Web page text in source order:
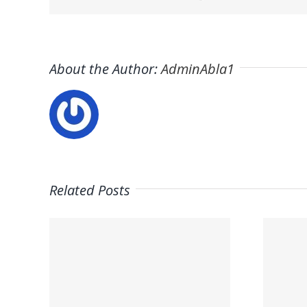
About the Author:AdminAbla1
Related Posts